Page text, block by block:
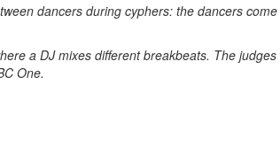
dancers during cyphers: the dancers
a DJ mixes different breakbeats. The
One.